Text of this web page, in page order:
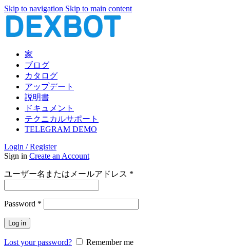
Skip to navigation Skip to main content
家
ブログ
カタログ
アップデート
説明書
ドキュメント
テクニカルサポート
TELEGRAM DEMO
Login / Register
Sign in Create an Account
ユーザー名またはメールアドレス *
Password *
Log in
Lost your password? Remember me